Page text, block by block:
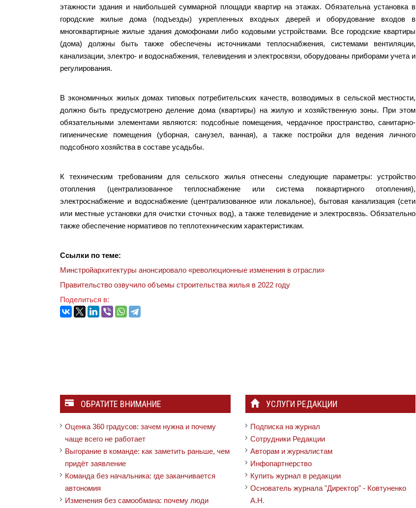
этажности здания и наибольшей суммарной площади квартир на этажах. Обязательна установка в
городские жилые дома (подъезды) укрепленных входных дверей и оборудование входов в
многоквартирные жилые здания домофонами либо кодовыми устройствами. Все городские квартиры
(дома) должны быть также обеспечены источниками теплоснабжения, системами вентиляции,
канализации, электро- и водоснабжения, телевидения и электросвязи, оборудованы приборами учета и
регулирования.
В экономичных жилых домах типовых потребительских качеств, возводимых в сельской местности,
должно быть предусмотрено деление дома (квартиры) на жилую и хозяйственную зоны. При этом
обязательными элементами являются: подсобные помещения, чердачное пространство, санитарно-
гигиенические помещения (уборная, санузел, ванная), а также постройки для ведения личного
подсобного хозяйства в составе усадьбы.
К техническим требованиям для сельского жилья отнесены следующие параметры: устройство
отопления (централизованное теплоснабжение или система поквартирного отопления),
электроснабжение и водоснабжение (централизованное или локальное), бытовая канализация (сети
или местные установки для очистки сточных вод), а также телевидение и электросвязь. Обязательно
также обеспечение нормативов по теплотехническим характеристикам.
Ссылки по теме:
Минстройархитектуры анонсировало «революционные изменения в отрасли»
Правительство озвучило объемы строительства жилья в 2022 году
Поделиться в:
ОБРАТИТЕ ВНИМАНИЕ
Оценка 360 градусов: зачем нужна и почему
чаще всего не работает
Выгорание в команде: как заметить раньше, чем
придёт заявление
Команда без начальника: где заканчивается
автономия
Изменения без самообмана: почему люди
УСЛУГИ РЕДАКЦИИ
Подписка на журнал
Сотрудники Редакции
Авторам и журналистам
Инфопартнерство
Купить журнал в редакции
Основатель журнала "Директор" - Ковтуненко
А.Н.